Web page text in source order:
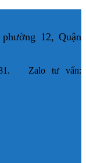
12, Quận
Zalo tư vấn: